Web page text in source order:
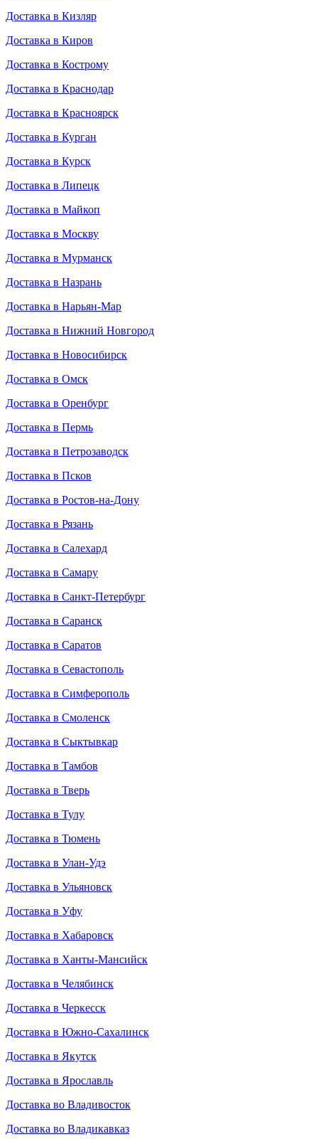
Доставка в Кизляр
Доставка в Киров
Доставка в Кострому
Доставка в Краснодар
Доставка в Красноярск
Доставка в Курган
Доставка в Курск
Доставка в Липецк
Доставка в Майкоп
Доставка в Москву
Доставка в Мурманск
Доставка в Назрань
Доставка в Нарьян-Мар
Доставка в Нижний Новгород
Доставка в Новосибирск
Доставка в Омск
Доставка в Оренбург
Доставка в Пермь
Доставка в Петрозаводск
Доставка в Псков
Доставка в Ростов-на-Дону
Доставка в Рязань
Доставка в Салехард
Доставка в Самару
Доставка в Санкт-Петербург
Доставка в Саранск
Доставка в Саратов
Доставка в Севастополь
Доставка в Симферополь
Доставка в Смоленск
Доставка в Сыктывкар
Доставка в Тамбов
Доставка в Тверь
Доставка в Тулу
Доставка в Тюмень
Доставка в Улан-Удэ
Доставка в Ульяновск
Доставка в Уфу
Доставка в Хабаровск
Доставка в Ханты-Мансийск
Доставка в Челябинск
Доставка в Черкесск
Доставка в Южно-Сахалинск
Доставка в Якутск
Доставка в Ярославль
Доставка во Владивосток
Доставка во Владикавказ